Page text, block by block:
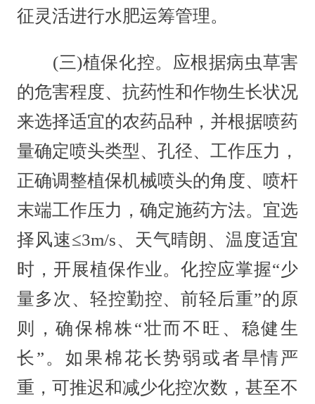
征灵活进行水肥运筹管理。
(三)植保化控。应根据病虫草害
的危害程度、抗药性和作物生长状况
来选择适宜的农药品种，并根据喷药
量确定喷头类型、孔径、工作压力，
正确调整植保机械喷头的角度、喷杆
末端工作压力，确定施药方法。宜选
择风速≤3m/s、天气晴朗、温度适宜
时，开展植保作业。化控应掌握“少
量多次、轻控勤控、前轻后重”的原
则，确保棉株“壮而不旺、稳健生
长”。如果棉花长势弱或者旱情严
重，可推迟和减少化控次数，甚至不